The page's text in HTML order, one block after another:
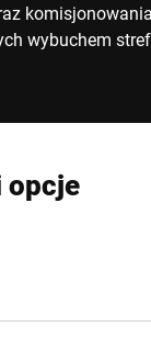
komisjonowania
wybuchem
opcje